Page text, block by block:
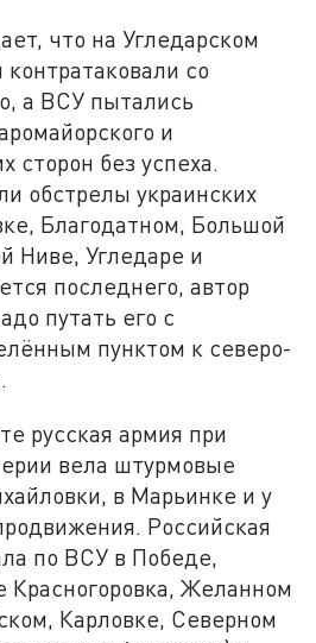
что на Угледарском
со
а ВСУ пытались
и
сторон без успеха.
обстрелы украинских
Благодатном, Большой
Ниве, Угледаре и
последнего, автор
путать его с
пунктом к северо-
русская армия при
вела штурмовые
в Марьинке и у
Российская
по ВСУ в Победе,
Красногоровка, Желанном
Карловке, Северном